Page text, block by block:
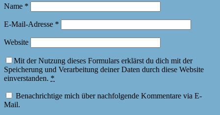
Name *
E-Mail-Adresse *
Website
Mit der Nutzung dieses Formulars erklärst du dich mit der
Speicherung und Verarbeitung deiner Daten durch diese Website
einverstanden. *
Benachrichtige mich über nachfolgende Kommentare via E-
Mail.